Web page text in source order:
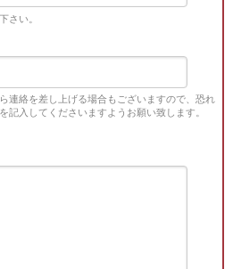
さい。
連絡を差し上げる場合もございますので、恐れ
記入してくださいますようお願い致します。